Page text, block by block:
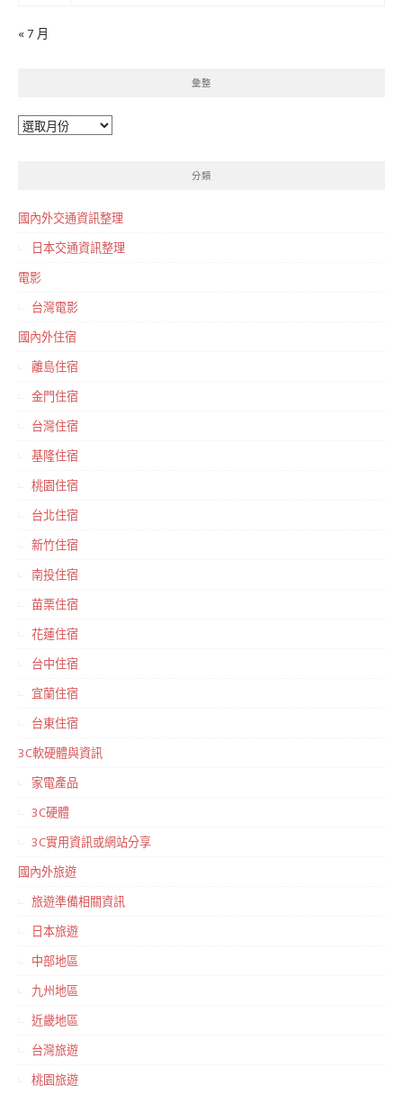
« 7 月
彙整
彙
分類
國內外交通資訊整理
日本交通資訊整理
電影
台灣電影
國內外住宿
離島住宿
金門住宿
台灣住宿
基隆住宿
桃園住宿
台北住宿
新竹住宿
南投住宿
苗栗住宿
花蓮住宿
台中住宿
宜蘭住宿
台東住宿
3C軟硬體與資訊
家電產品
3C硬體
3C實用資訊或網站分享
國內外旅遊
旅遊準備相關資訊
日本旅遊
中部地區
九州地區
近畿地區
台灣旅遊
桃園旅遊